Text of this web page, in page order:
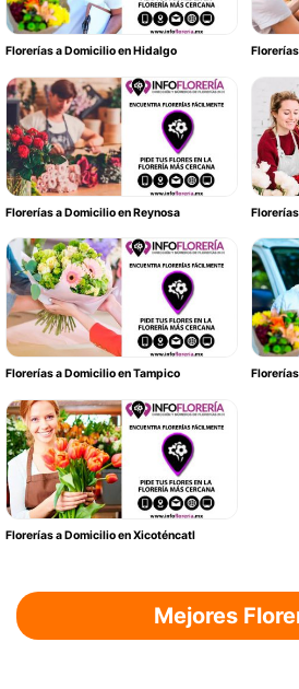
Florerías a Domicilio en Hidalgo
Florerías a Domicilio en Reynosa
Florerías a Domicilio en Tampico
Florerías a Domicilio en Xicoténcatl
Mejores